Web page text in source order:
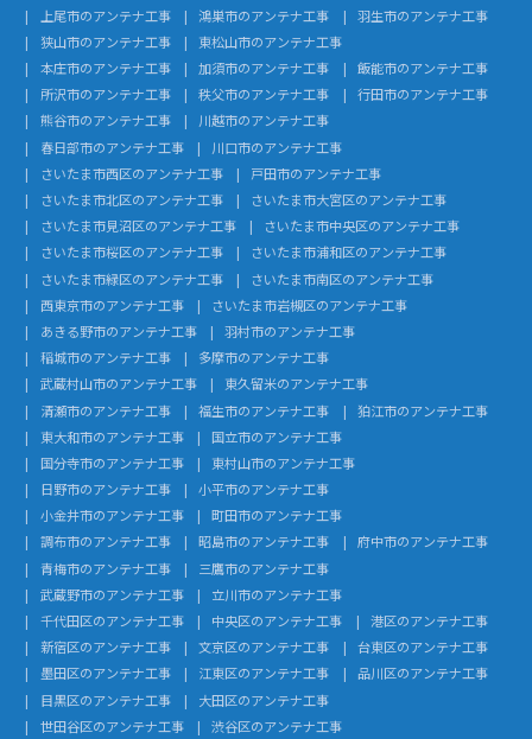
上尾市のアンテナ工事
鴻巣市のアンテナ工事
羽生市のアンテナ工事
狭山市のアンテナ工事
東松山市のアンテナ工事
本庄市のアンテナ工事
加須市のアンテナ工事
飯能市のアンテナ工事
所沢市のアンテナ工事
秩父市のアンテナ工事
行田市のアンテナ工事
熊谷市のアンテナ工事
川越市のアンテナ工事
春日部市のアンテナ工事
川口市のアンテナ工事
さいたま市西区のアンテナ工事
戸田市のアンテナ工事
さいたま市北区のアンテナ工事
さいたま市大宮区のアンテナ工事
さいたま市見沼区のアンテナ工事
さいたま市中央区のアンテナ工事
さいたま市桜区のアンテナ工事
さいたま市浦和区のアンテナ工事
さいたま市緑区のアンテナ工事
さいたま市南区のアンテナ工事
西東京市のアンテナ工事
さいたま市岩槻区のアンテナ工事
あきる野市のアンテナ工事
羽村市のアンテナ工事
稲城市のアンテナ工事
多摩市のアンテナ工事
武蔵村山市のアンテナ工事
東久留米のアンテナ工事
清瀬市のアンテナ工事
福生市のアンテナ工事
狛江市のアンテナ工事
東大和市のアンテナ工事
国立市のアンテナ工事
国分寺市のアンテナ工事
東村山市のアンテナ工事
日野市のアンテナ工事
小平市のアンテナ工事
小金井市のアンテナ工事
町田市のアンテナ工事
調布市のアンテナ工事
昭島市のアンテナ工事
府中市のアンテナ工事
青梅市のアンテナ工事
三鷹市のアンテナ工事
武蔵野市のアンテナ工事
立川市のアンテナ工事
千代田区のアンテナ工事
中央区のアンテナ工事
港区のアンテナ工事
新宿区のアンテナ工事
文京区のアンテナ工事
台東区のアンテナ工事
墨田区のアンテナ工事
江東区のアンテナ工事
品川区のアンテナ工事
目黒区のアンテナ工事
大田区のアンテナ工事
世田谷区のアンテナ工事
渋谷区のアンテナ工事